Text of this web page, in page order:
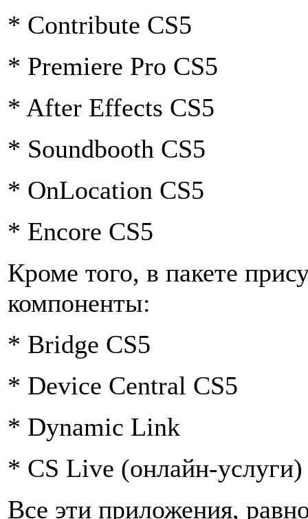
* Contribute CS5
* Premiere Pro CS5
* After Effects CS5
* Soundbooth CS5
* OnLocation CS5
* Encore CS5
Кроме того, в пакете
компоненты:
* Bridge CS5
* Device Central CS5
* Dynamic Link
* CS Live (онлайн-услуги)
Все эти приложения,